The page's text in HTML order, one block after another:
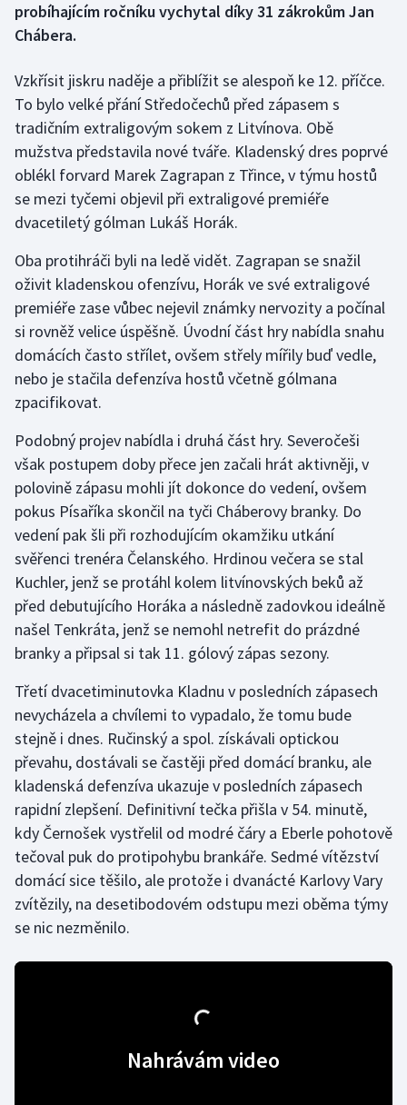
Dostihy
Florbal
Futsal
Golf
Gymnastika
Jezdectví
Judo
Krasobruslení
Lyže a snowboard
Moderní pětiboj
Motorsport
Olympijské hry
Parasport
Plavání
Plážový volejbal
Ragby
Rychlobruslení
Rychlostní kanoistika
Short track
probíhajícím ročníku vychytal díky 31 zákrokům Jan
Chábera.
Vzkřísit jiskru naděje a přiblížit se alespoň ke 12. příčce.
To bylo velké přání Středočechů před zápasem s
tradičním extraligovým sokem z Litvínova. Obě
mužstva představila nové tváře. Kladenský dres poprvé
oblékl forvard Marek Zagrapan z Třince, v týmu hostů
se mezi tyčemi objevil při extraligové premiéře
dvacetiletý gólman Lukáš Horák.
Oba protihráči byli na ledě vidět. Zagrapan se snažil
oživit kladenskou ofenzívu, Horák ve své extraligové
premiéře zase vůbec nejevil známky nervozity a počínal
si rovněž velice úspěšně. Úvodní část hry nabídla snahu
domácích často střílet, ovšem střely mířily buď vedle,
nebo je stačila defenzíva hostů včetně gólmana
zpacifikovat.
Podobný projev nabídla i druhá část hry. Severočeši
však postupem doby přece jen začali hrát aktivněji, v
polovině zápasu mohli jít dokonce do vedení, ovšem
pokus Písaříka skončil na tyči Cháberovy branky. Do
vedení pak šli při rozhodujícím okamžiku utkání
svěřenci trenéra Čelanského. Hrdinou večera se stal
Kuchler, jenž se protáhl kolem litvínovských beků až
před debutujícího Horáka a následně zadovkou ideálně
našel Tenkráta, jenž se nemohl netrefit do prázdné
branky a připsal si tak 11. gólový zápas sezony.
Třetí dvacetiminutovka Kladnu v posledních zápasech
nevycházela a chvílemi to vypadalo, že tomu bude
stejně i dnes. Ručinský a spol. získávali optickou
převahu, dostávali se častěji před domácí branku, ale
kladenská defenzíva ukazuje v posledních zápasech
rapidní zlepšení. Definitivní tečka přišla v 54. minutě,
kdy Černošek vystřelil od modré čáry a Eberle pohotově
tečoval puk do protipohybu brankáře. Sedmé vítězství
domácí sice těšilo, ale protože i dvanácté Karlovy Vary
zvítězily, na desetibodovém odstupu mezi oběma týmy
se nic nezměnilo.
Nahrávám video